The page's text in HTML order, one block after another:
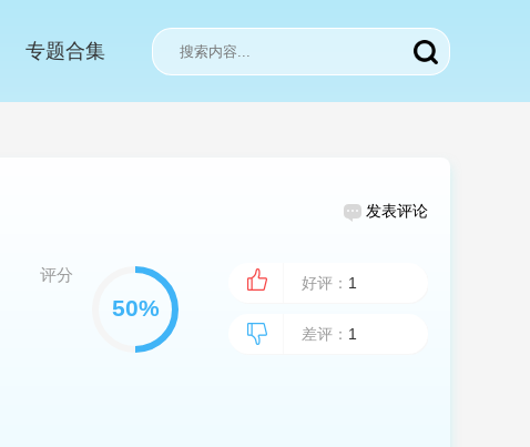
专题合集
发表评论
评分 好评： 1
差评： 1